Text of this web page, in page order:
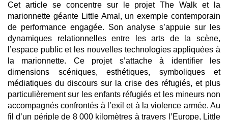
Cet article se concentre sur le projet The Walk et la
marionnette géante Little Amal, un exemple contemporain
de performance engagée. Son analyse s’appuie sur les
dynamiques relationnelles entre les arts de la scène,
l’espace public et les nouvelles technologies appliquées à
la marionnette. Ce projet s’attache à identifier les
dimensions scéniques, esthétiques, symboliques et
médiatiques du discours sur la crise des réfugiés, et plus
particulièrement sur les enfants réfugiés et les mineurs non
accompagnés confrontés à l’exil et à la violence armée. Au
fil d’un périple de 8 000 kilomètres à travers l’Europe, Little